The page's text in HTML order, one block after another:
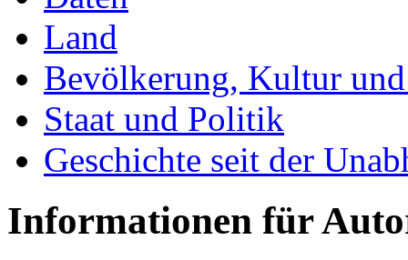
Land
Bevölkerung, Kultur
Staat und Politik
Geschichte seit der
Informationen für